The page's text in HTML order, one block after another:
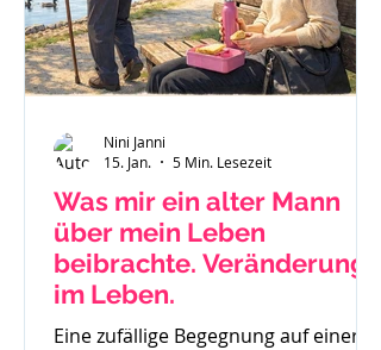
Was mir ein alter Mann
über mein Leben
beibrachte. Veränderung
im Leben.
Eine zufällige Begegnung auf einer
Nini Janni
15. Jan.
5 Min. Lesezeit